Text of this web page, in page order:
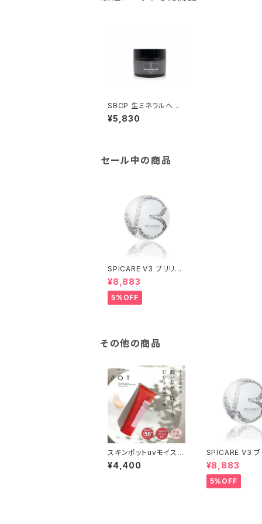
SBCP 生ミネラルヘア
マスク＋ 185ml
¥5,830
セール中の商品
SPICARE V3 ブリリア
ントファンデーション 15
g
¥8,883
5%OFF
その他の商品
スキンポットuvモイスト
デイセラム
¥4,400
SPICARE V3 ブ
ントファンデーシ
g
¥8,883
5%OFF